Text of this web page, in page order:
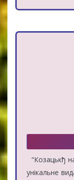
“Козацькђ
унікальне